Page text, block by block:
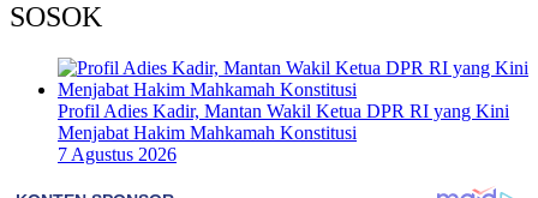
SOSOK
Profil Adies Kadir, Mantan Wakil Ketua DPR RI yang Kini
Menjabat Hakim Mahkamah Konstitusi
7 Agustus 2026